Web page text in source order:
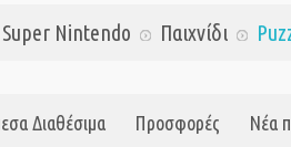
Super Nintendo Παιχνίδι
Διαθέσιμα Προσφορές Νέα